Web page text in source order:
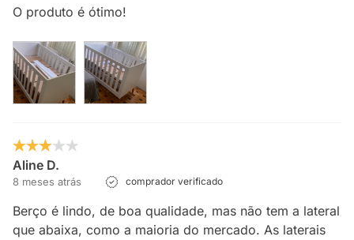
O produto é ótimo!
Aline D.
8 meses atrás comprador verificado
Berço é lindo, de boa qualidade, mas não tem a lateral
que abaixa, como a maioria do mercado. As laterais